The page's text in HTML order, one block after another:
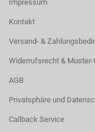
Impressum
Kontakt
Versand- &
Widerrufsrecht &
AGB
Privatsphäre und
Callback Service